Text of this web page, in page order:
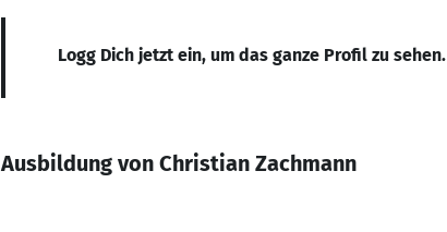
Logg Dich jetzt ein, um das ganze Profil zu sehen.
Ausbildung von Christian Zachmann